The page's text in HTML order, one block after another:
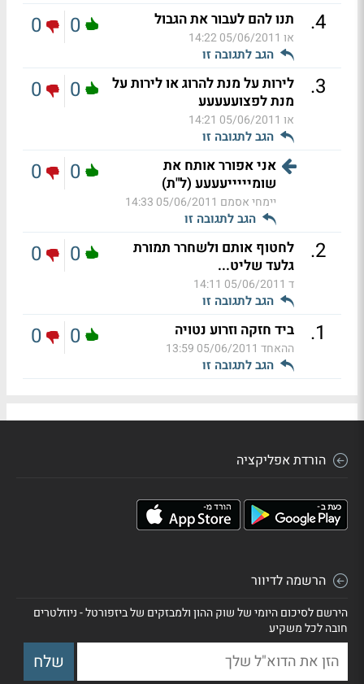
4
. תנו להם לעבור את הגבול
או 05/06/2011 14:22
הגב לתגובה זו
0
0
3
.
לירות על מנת להרוג או לירות על
מנת לפצועעעעע
או 05/06/2011 14:21
הגב לתגובה זו
0
0
אני אפורר אותח את
שומיייייעעעע (ל"ת)
יימחי אסמם 05/06/2011 14:33
הגב לתגובה זו
0
0
2
.
לחטוף אותם ולשחרר תמורת
גלעד שליט...
ד 05/06/2011 14:11
הגב לתגובה זו
0
0
1
. ביד חזקה וזרוע נטויה
ההאחד 05/06/2011 13:59
הגב לתגובה זו
0
0
הורדת אפליקציה
הרשמה לדיוור
הירשם לסיכום היומי של שוק ההון ולמבזקים של ביזפורטל - ניוזלטרים
חובה לכל משקיע